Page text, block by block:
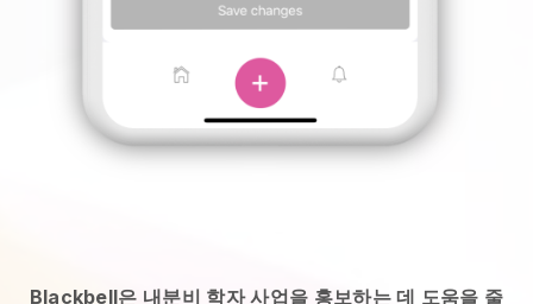
Blackbell은 내분비 학자 사업을 홍보하는 데 도움을 줄